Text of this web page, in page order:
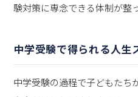
験対策に専念できる体制が整
中学受験で得られる人生
中学受験の過程で子どもたち